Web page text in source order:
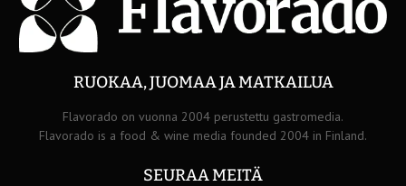
RUOKAA, JUOMAA JA MATKAILUA
Flavorado on vuonna 2004 perustettu gastromedia.
Flavorado is a food & wine media founded 2004 in Finland.
SEURAA MEITÄ